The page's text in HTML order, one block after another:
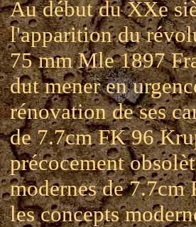
Au début du XXe
l'apparition du
75 mm Mle 1897
dut mener en
rénovation de ses
de 7.7cm FK 96
précocement
modernes de
les concepts